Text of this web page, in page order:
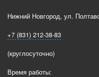
Нижний Новгород, ул.
+7 (831) 212-38-83
(круглосуточно)
Время работы: